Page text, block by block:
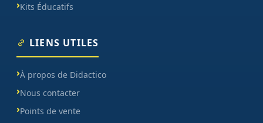
Kits Éducatifs
LIENS UTILES
À propos de Didactico
Nous contacter
Points de vente